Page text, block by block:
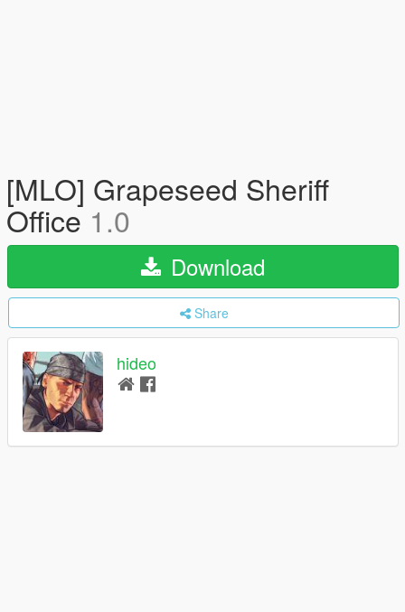
[MLO] Grapeseed Sheriff
Office 1.0
Download
Share
hideo